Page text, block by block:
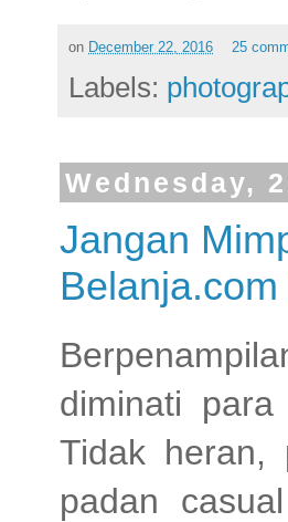
on December 22, 2016 25
Labels:
Wednesday,
Jangan
Belanja.com
diminati
Tidak heran,
padan